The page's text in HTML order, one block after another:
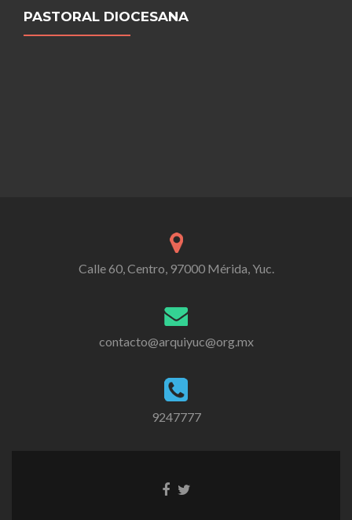
PASTORAL DIOCESANA
Calle 60, Centro, 97000 Mérida, Yuc.
contacto@arquiyuc@org.mx
9247777